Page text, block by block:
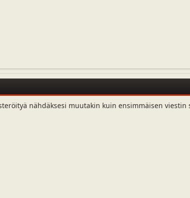
nähdäksesi muutakin kuin ensimmäisen viestin